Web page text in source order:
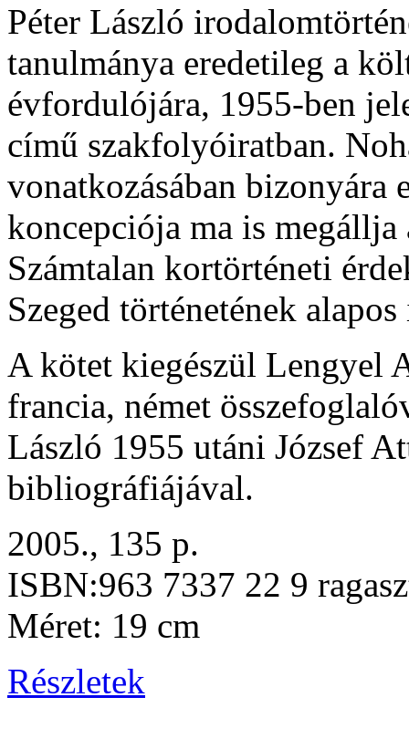
Péter László
tanulmánya eredetileg a
évfordulójára, 1955-ben
című szakfolyóiratban.
vonatkozásában bizonyára
koncepciója ma is megállja
Számtalan kortörténeti
Szeged történetének
A kötet kiegészül Lengyel
francia, német
László 1955 utáni József
bibliográfiájával.
2005., 135 p.
ISBN:963 7337 22 9
Méret: 19 cm
Részletek